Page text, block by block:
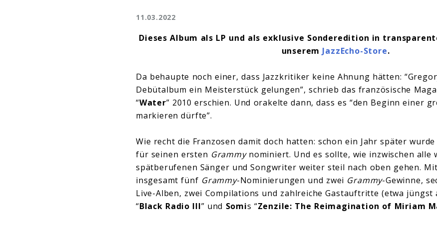
11.03.2022
Dieses Album als LP und als exklusive Sonderedition in
unserem JazzEcho-Store.
Da behaupte noch einer, dass Jazzkritiker keine Ahnung hätten:
Debütalbum ein Meisterstück gelungen”, schrieb das französische
“Water” 2010 erschien. Und orakelte dann, dass es “den Beginn einer
markieren dürfte”.
Wie recht die Franzosen damit doch hatten: schon ein Jahr später
für seinen ersten Grammy nominiert. Und es sollte, wie inzwischen alle
spätberufenen Sänger und Songwriter weiter steil nach oben gehen.
insgesamt fünf Grammy-Nominierungen und zwei Grammy-Gewinne,
Live-Alben, zwei Compilations und zahlreiche Gastauftritte (etwa jüngst
“Black Radio III” und Somis “Zenzile: The Reimagination of Miriam